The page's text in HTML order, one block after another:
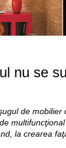
nu se
de
la crearea